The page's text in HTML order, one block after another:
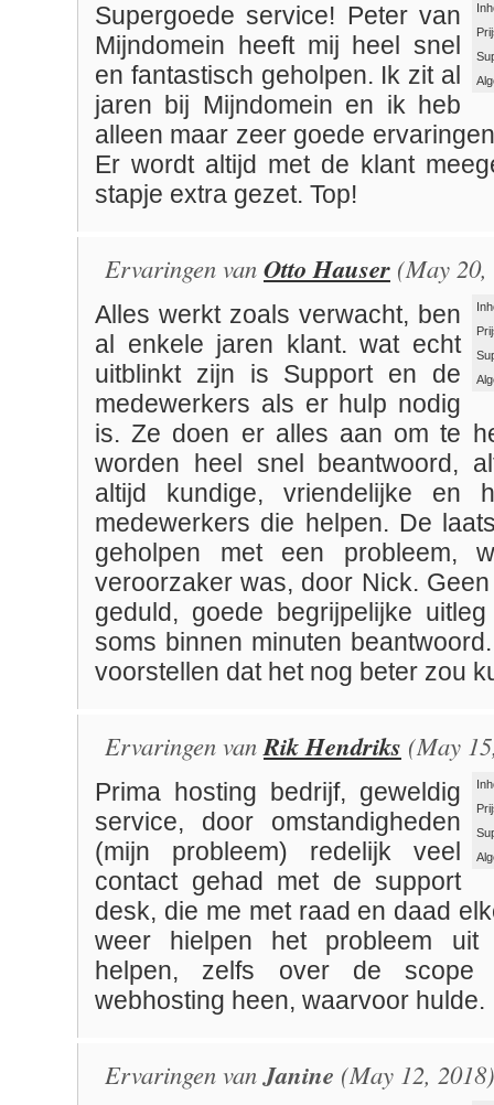
Supergoede service! Peter van
Mijndomein heeft mij heel snel
en fantastisch geholpen. Ik zit al
jaren bij Mijndomein en ik heb
alleen maar zeer goede
Er wordt altijd met de klant
stapje extra gezet. Top!
Ervaringen van Otto Hauser (May
Alles werkt zoals verwacht, ben
al enkele jaren klant. wat echt
uitblinkt zijn is Support en de
medewerkers als er hulp nodig
is. Ze doen er alles aan om te
worden heel snel beantwoord,
altijd kundige, vriendelijke en
medewerkers die helpen. De
geholpen met een probleem,
veroorzaker was, door Nick.
geduld, goede begrijpelijke
soms binnen minuten
voorstellen dat het nog beter zou
Ervaringen vanRik Hendriks (May
Prima hosting bedrijf, geweldig
service, door omstandigheden
(mijn probleem) redelijk veel
contact gehad met de support
desk, die me met raad en daad
weer hielpen het probleem
helpen, zelfs over de
webhosting heen, waarvoor hulde.
Ervaringen vanJanine (May 12,